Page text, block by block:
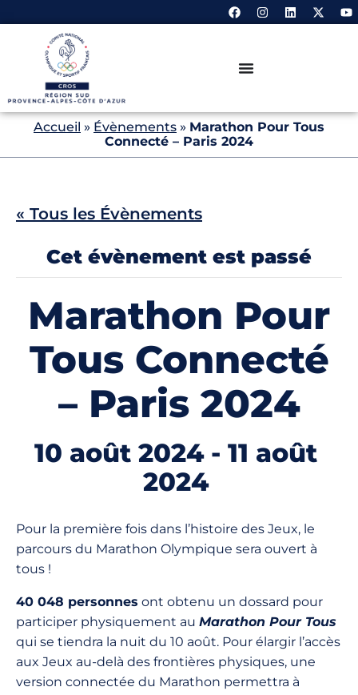
Accueil » Évènements » Marathon Pour Tous
Connecté – Paris 2024
« Tous les Évènements
Cet évènement est passé
Marathon Pour
Tous Connecté
– Paris 2024
10 août 2024- 11 août
2024
Pour la première fois dans l’histoire des Jeux, le
parcours du Marathon Olympique sera ouvert à
tous !
40 048 personnes ont obtenu un dossard pour
participer physiquement au Marathon Pour Tous
qui se tiendra la nuit du 10 août. Pour élargir l’accès
aux Jeux au-delà des frontières physiques, une
version connectée du Marathon permettra à